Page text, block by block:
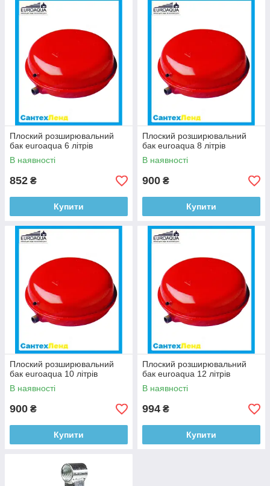
Плоский розширювальний
бак euroaqua 6 літрів
В наявності
852 ₴
Купити
Плоский розширювальний
бак euroaqua 8 літрів
В наявності
900 ₴
Купити
Плоский розширювальний
бак euroaqua 10 літрів
В наявності
900 ₴
Купити
Плоский розширювальний
бак euroaqua 12 літрів
В наявності
994 ₴
Купити